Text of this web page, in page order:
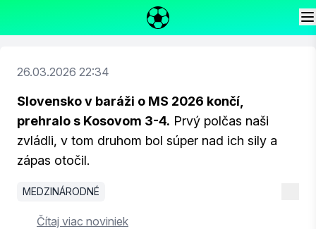
26.03.2026 22:34
Slovensko v baráži o MS 2026 končí,
prehralo s Kosovom 3-4. Prvý polčas naši
zvládli, v tom druhom bol súper nad ich sily a
zápas otočil.
MEDZINÁRODNÉ
Čítaj viac noviniek